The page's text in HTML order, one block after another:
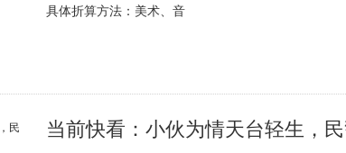
具体折算方法：美术、音
当前快看：小伙为情天台轻生，